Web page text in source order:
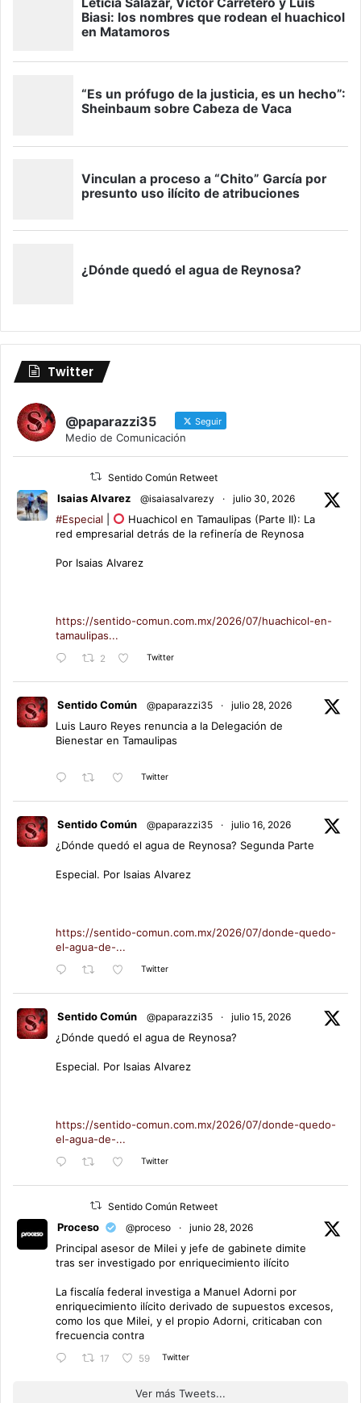
Twitter
@paparazzi35 Seguir
Medio de Comunicación
Sentido Común Retweet
Isaias Alvarez @isaiasalvarezy · julio 30, 2026
#Especial
Huachicol en Tamaulipas (Parte II): La
red empresarial detrás de la refinería de Reynosa
Por Isaias Alvarez
https://sentido-comun.com.mx/2026/07/huachicol-en-
tamaulipas...
2 Twitter
Sentido Común @paparazzi35 · julio 28, 2026
Luis Lauro Reyes renuncia a la Delegación de
Bienestar en Tamaulipas
Twitter
Sentido Común @paparazzi35 · julio 16, 2026
¿Dónde quedó el agua de Reynosa? Segunda Parte
Especial. Por Isaias Alvarez
https://sentido-comun.com.mx/2026/07/donde-quedo-
el-agua-de-...
Twitter
Sentido Común @paparazzi35 · julio 15, 2026
¿Dónde quedó el agua de Reynosa?
Especial. Por Isaias Alvarez
https://sentido-comun.com.mx/2026/07/donde-quedo-
el-agua-de-...
Twitter
Sentido Común Retweet
Proceso @proceso · junio 28, 2026
Principal asesor de Milei y jefe de gabinete dimite
tras ser investigado por enriquecimiento ilícito
La fiscalía federal investiga a Manuel Adorni por
enriquecimiento ilícito derivado de supuestos excesos,
como los que Milei, y el propio Adorni, criticaban con
frecuencia contra
17 59 Twitter
Ver más Tweets...